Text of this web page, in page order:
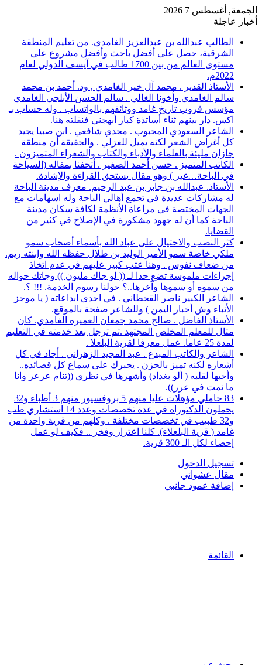
الجمعة, أغسطس 7 2026
أخبار عاجلة
الطالب عبدالله بن عبدالعزيز الغامدي. من تعليم المنطقة
الشرقية، حصل على أفضل باحث وأفضل مشروع على
مستوى العالم من بين 1700 طالب في آيسف الدولي لعام
2022م.
الأستاذ القدير . محمد آل خير الغامدي , ود. أحمد بن محمد
سالم الغامدي وأخونا الغالي . سالم الحسن الأبلجي الغامدي
مؤسس قروب تاريخ غامد ووثائقهم بالواتساب . وله حساب بـ
اكس. دار بينهم ثناء أساتذة كبار أبهجني فنقلته هنا.
الشاعر السعودي المحبوب . مجدي شافعي . ابن صبيا يجيد
كل أغراض الشعر لكنه يميل للغزلي . والحقيقة أن منطقة
جازان مليئة بالعلماء والأدباء والكتاب والشعراء المتميزون .
الكاتب المتميز . حسن أحمد الصغير . أتحفنا بمقاله (السياحة
في الباحة…غير ) وهو مقال يستحق القراءة والإشادة.
الأستاذ. عبدالله بن جابر بن عبد الرحيم. معرف مدينة الباحة
له مشاركات عديدة في تجمع أهالي الباحة وله اسهامات مع
الجهات المختصة في مراعاة الأنظمة لكافة سكان مدينة
الباحة كما أن له جهود مشكورة في الإصلاح في كثير من
القضايا.
كثر النصب والاحتيال على عباد الله بأسماء أصحاب سمو
ملكي خاصة سمو الأمير الوليد بن طلال حفظه الله وابنته ريم.
من ضعاف نفوس . وهنا عتب كبير عليهم في عدم اتخاذ
إجراءات ملموسة تضع حدا لـ (( لو جاك مليون )) وجاتك حواله
من سموه أو سموها وآخرها..؟ حولنا رسوم الخدمة. !!! ؟.
الشاعر الكبير ناصر القحطاني . في احدى ابداعاته ( يا موجز
الأنباء وش أخبار اليمن ) وللشاعر صفحة بالموقع.
الأستاذ الفاضل . صالح محمد جمعان العميره الغامدي. كان
مثال للمعلم المخلص المجتهد .ثم ترجل بعد خدمته في التعليم
لمدة 25 عاما. عمل معرفا لقرية البلعلا .
الشاعر والكاتب المبدع . عبد المجيد الزهراني . أجاد في كل
أشعاره لكنه تميز بالحزن . يجبرك على سماع كل قصائده..
وأحبها لقلبه ( ألو بغداد) وأشهرها في نظري ((تنام عرعر وانا
ما نمت في عرر)).
83 حاملي مؤهلات عليا منهم 5 بروفسيور منهم 3 أطباء و32
يحملون الدكتوراه في عدة تخصصات وعدد 14 استشاري طب
و32 طبيب في تخصصات مختلفة . وكلهم من قرية واحدة من
غامد ( قرية البلعلاء). كلنا اعتزاز وفخر .. فكيف لو عمل
إحصاء لكل الـ 300 قرية.
تسجيل الدخول
مقال عشوائي
إضافة عمود جانبي
القائمة